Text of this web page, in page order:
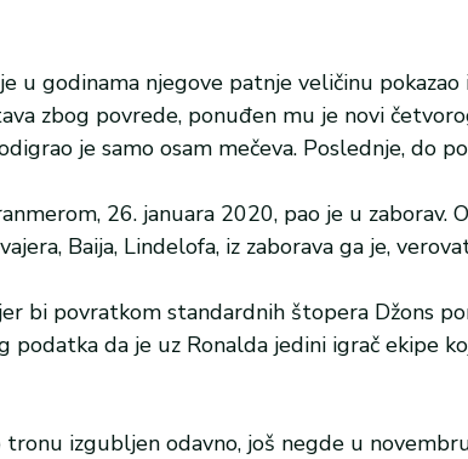
u godinama njegove patnje veličinu
zbog povrede, ponuđen mu je novi
je samo osam mečeva. Poslednje, do
26. januara 2020, pao je u zaborav.
Baija, Lindelofa, iz zaborava ga je,
bi povratkom standardnih štopera Džons
podatka da je uz Ronalda jedini igrač ekipe
tronu izgubljen odavno, još negde u